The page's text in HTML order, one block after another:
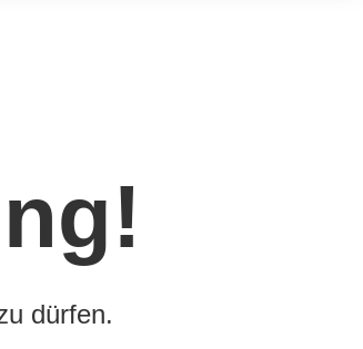
dürfen.